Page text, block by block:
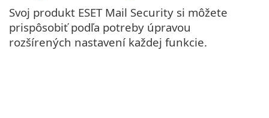
Svoj produkt ESET Mail Security si môžete
prispôsobiť podľa potreby úpravou
rozšírených nastavení každej funkcie.